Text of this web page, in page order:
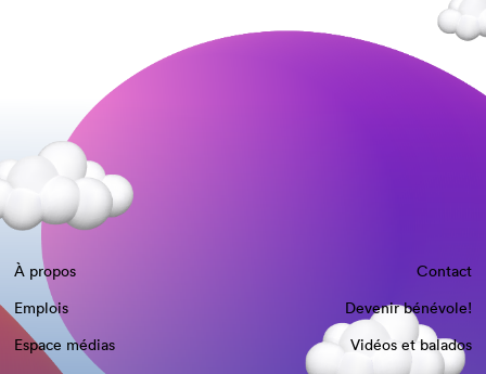
À propos
Contact
Emplois
Devenir bénévole!
Espace médias
Vidéos et balados